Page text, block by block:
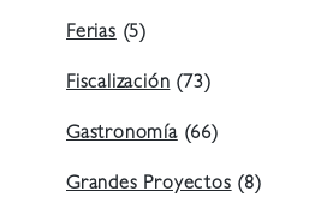
Ferias(5)
Fiscalización(73)
Gastronomía(66)
Grandes Proyectos(8)